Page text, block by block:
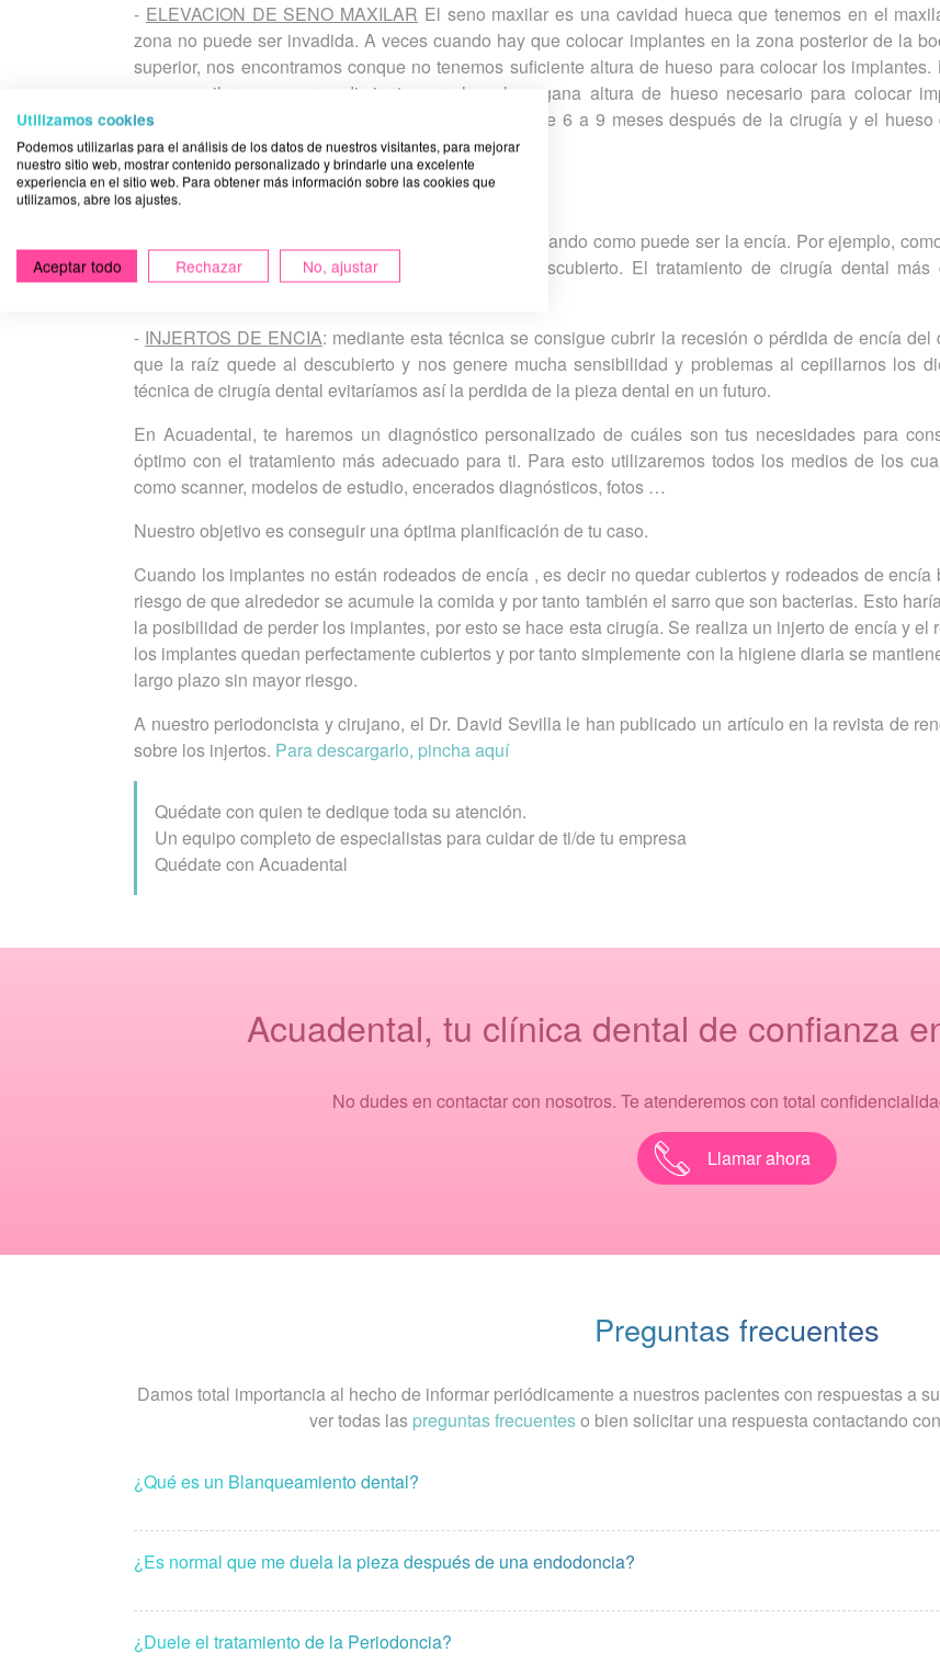
- ELEVACION DE SENO MAXILAR El seno maxilar es una cavidad hueca que tenemos en el
zona no puede ser invadida. A veces cuando hay que colocar implantes en la zona posterior de la
superior, nos encontramos conque no tenemos suficiente altura de hueso para colocar los
seno maxilar es un procedimiento por el cual se gana altura de hueso necesario para colocar
situación e utiliza hueso y membrana, esperamos de 6 a 9 meses después de la cirugía y el
habrá regenerado en altura.
Regeneración de tejidos blandos
Con esto nos referimos a la recuperación de tejido blando como puede ser la encía. Por ejemplo,
perdido encía y la raíz del diente se queda al descubierto. El tratamiento de cirugía dental más
- INJERTOS DE ENCIA: mediante esta técnica se consigue cubrir la recesión o pérdida de encía del
que la raíz quede al descubierto y nos genere mucha sensibilidad y problemas al cepillarnos los
técnica de cirugía dental evitaríamos así la perdida de la pieza dental en un futuro.
En Acuadental, te haremos un diagnóstico personalizado de cuáles son tus necesidades para
óptimo con el tratamiento más adecuado para ti. Para esto utilizaremos todos los medios de los
como scanner, modelos de estudio, encerados diagnósticos, fotos …
Nuestro objetivo es conseguir una óptima planificación de tu caso.
Cuando los implantes no están rodeados de encía , es decir no quedar cubiertos y rodeados de encía
riesgo de que alrededor se acumule la comida y por tanto también el sarro que son bacterias. Esto
la posibilidad de perder los implantes, por esto se hace esta cirugía. Se realiza un injerto de encía y el
los implantes quedan perfectamente cubiertos y por tanto simplemente con la higiene diaria se
largo plazo sin mayor riesgo.
A nuestro periodoncista y cirujano, el Dr. David Sevilla le han publicado un artículo en la revista de
sobre los injertos. Para descargarlo, pincha aquí
Quédate con quien te dedique toda su atención.
Un equipo completo de especialistas para cuidar de ti/de tu empresa
Quédate con Acuadental
Acuadental, tu clínica dental de confianza
No dudes en contactar con nosotros. Te atenderemos con total
Llamar ahora
Preguntas frecuentes
Damos total importancia al hecho de informar periódicamente a nuestros pacientes con respuestas a
ver todas las preguntas frecuenteso bien solicitar una respuesta contactando
¿Qué es un Blanqueamiento dental?
¿Es normal que me duela la pieza después de una endodoncia?
¿Duele el tratamiento de la Periodoncia?
Utilizamos cookies
Podemos utilizarlas para el análisis de los datos de nuestros visitantes, para mejorar
nuestro sitio web, mostrar contenido personalizado y brindarle una excelente
experiencia en el sitio web. Para obtener más información sobre las cookies que
utilizamos, abre los ajustes.
Aceptar todo Rechazar No, ajustar